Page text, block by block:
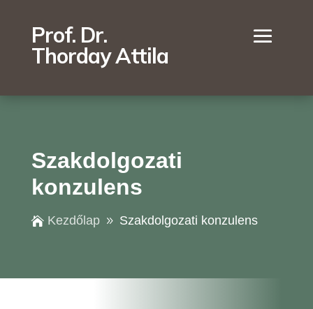
Prof. Dr.
Thorday Attila
Szakdolgozati
konzulens
 Kezdőlap 9 Szakdolgozati konzulens